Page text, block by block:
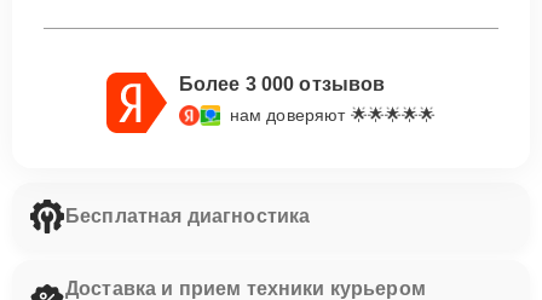
Более 3 000 отзывов
нам доверяют 🌟🌟🌟🌟🌟
Бесплатная диагностика
Доставка и прием техники курьером